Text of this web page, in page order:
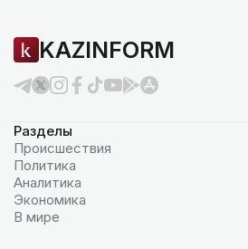
KAZINFORM
Разделы
Происшествия
Политика
Аналитика
Экономика
В мире